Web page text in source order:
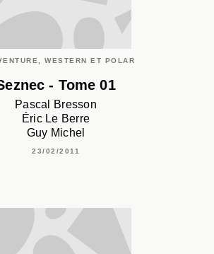
WESTERN ET POLAR
- Tome 01
Pascal Bresson
Éric Le Berre
Guy Michel
23/02/2011